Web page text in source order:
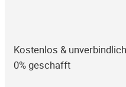
Kostenlos &
0% geschafft